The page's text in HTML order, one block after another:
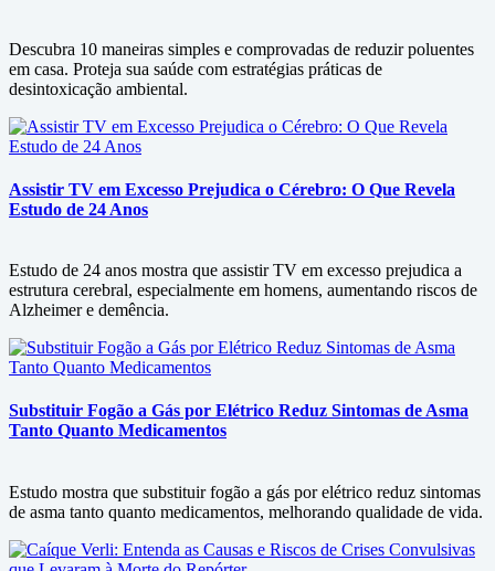
Descubra 10 maneiras simples e comprovadas de reduzir poluentes
em casa. Proteja sua saúde com estratégias práticas de
desintoxicação ambiental.
Assistir TV em Excesso Prejudica o Cérebro: O Que Revela
Estudo de 24 Anos
Estudo de 24 anos mostra que assistir TV em excesso prejudica a
estrutura cerebral, especialmente em homens, aumentando riscos de
Alzheimer e demência.
Substituir Fogão a Gás por Elétrico Reduz Sintomas de Asma
Tanto Quanto Medicamentos
Estudo mostra que substituir fogão a gás por elétrico reduz sintomas
de asma tanto quanto medicamentos, melhorando qualidade de vida.